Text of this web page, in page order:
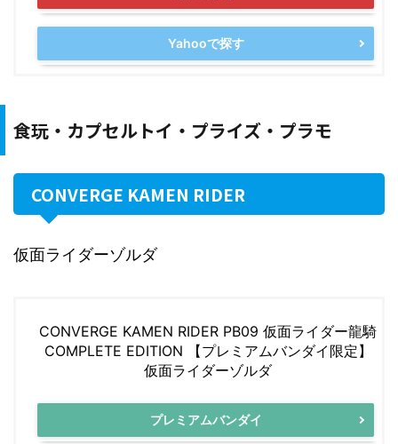
Yahooで探す
食玩・カプセルトイ・プライズ・プラモ
CONVERGE KAMEN RIDER
仮面ライダーゾルダ
CONVERGE KAMEN RIDER PB09 仮面ライダー龍騎
COMPLETE EDITION 【プレミアムバンダイ限定】
仮面ライダーゾルダ
プレミアムバンダイ